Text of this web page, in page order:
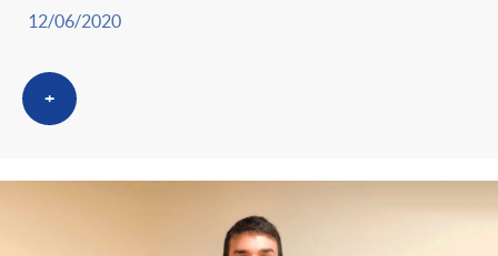
12/06/2020
+